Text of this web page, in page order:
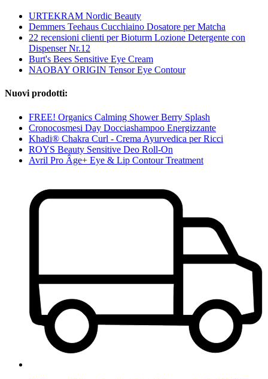
URTEKRAM Nordic Beauty
Demmers Teehaus Cucchiaino Dosatore per Matcha
22 recensioni clienti per Bioturm Lozione Detergente con
Dispenser Nr.12
Burt's Bees Sensitive Eye Cream
NAOBAY ORIGIN Tensor Eye Contour
Nuovi prodotti:
FREE! Organics Calming Shower Berry Splash
Cronocosmesi Day Docciashampoo Energizzante
Khadi® Chakra Curl - Crema Ayurvedica per Ricci
ROYS Beauty Sensitive Deo Roll-On
Avril Pro Âge+ Eye & Lip Contour Treatment